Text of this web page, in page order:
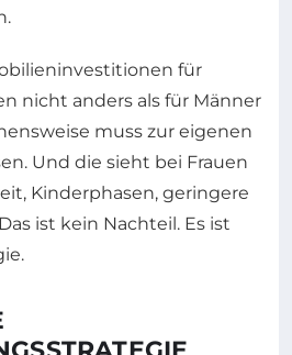
für
nicht anders als für Männer
muss zur eigenen
Und die sieht bei Frauen
Kinderphasen, geringere
ist kein Nachteil. Es ist